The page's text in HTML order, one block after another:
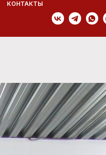
КОНТАКТЫ